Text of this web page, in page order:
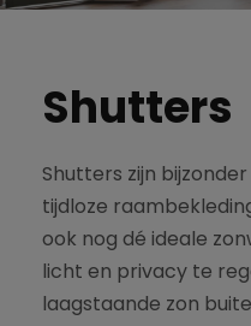
Shutters
Shutters zijn
tijdloze
ook nog dé ideale
licht en privacy te
laagstaande zon